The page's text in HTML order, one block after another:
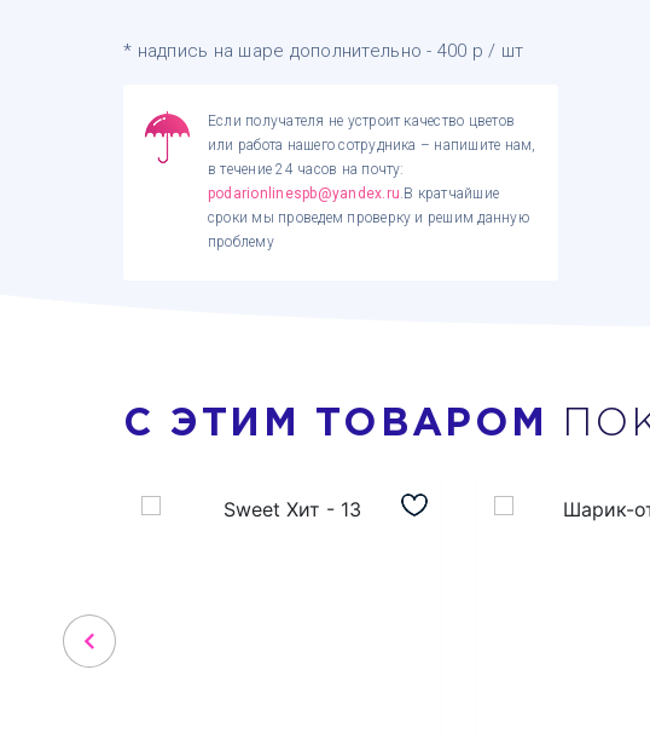
* надпись на шаре дополнительно - 400 р / шт
Если получателя не устроит качество цветов
или работа нашего сотрудника – напишите нам,
в течение 24 часов на почту:
podarionlinespb@yandex.ru.В кратчайшие
сроки мы проведем проверку и решим данную
проблему
С ЭТИМ ТОВАРОМ